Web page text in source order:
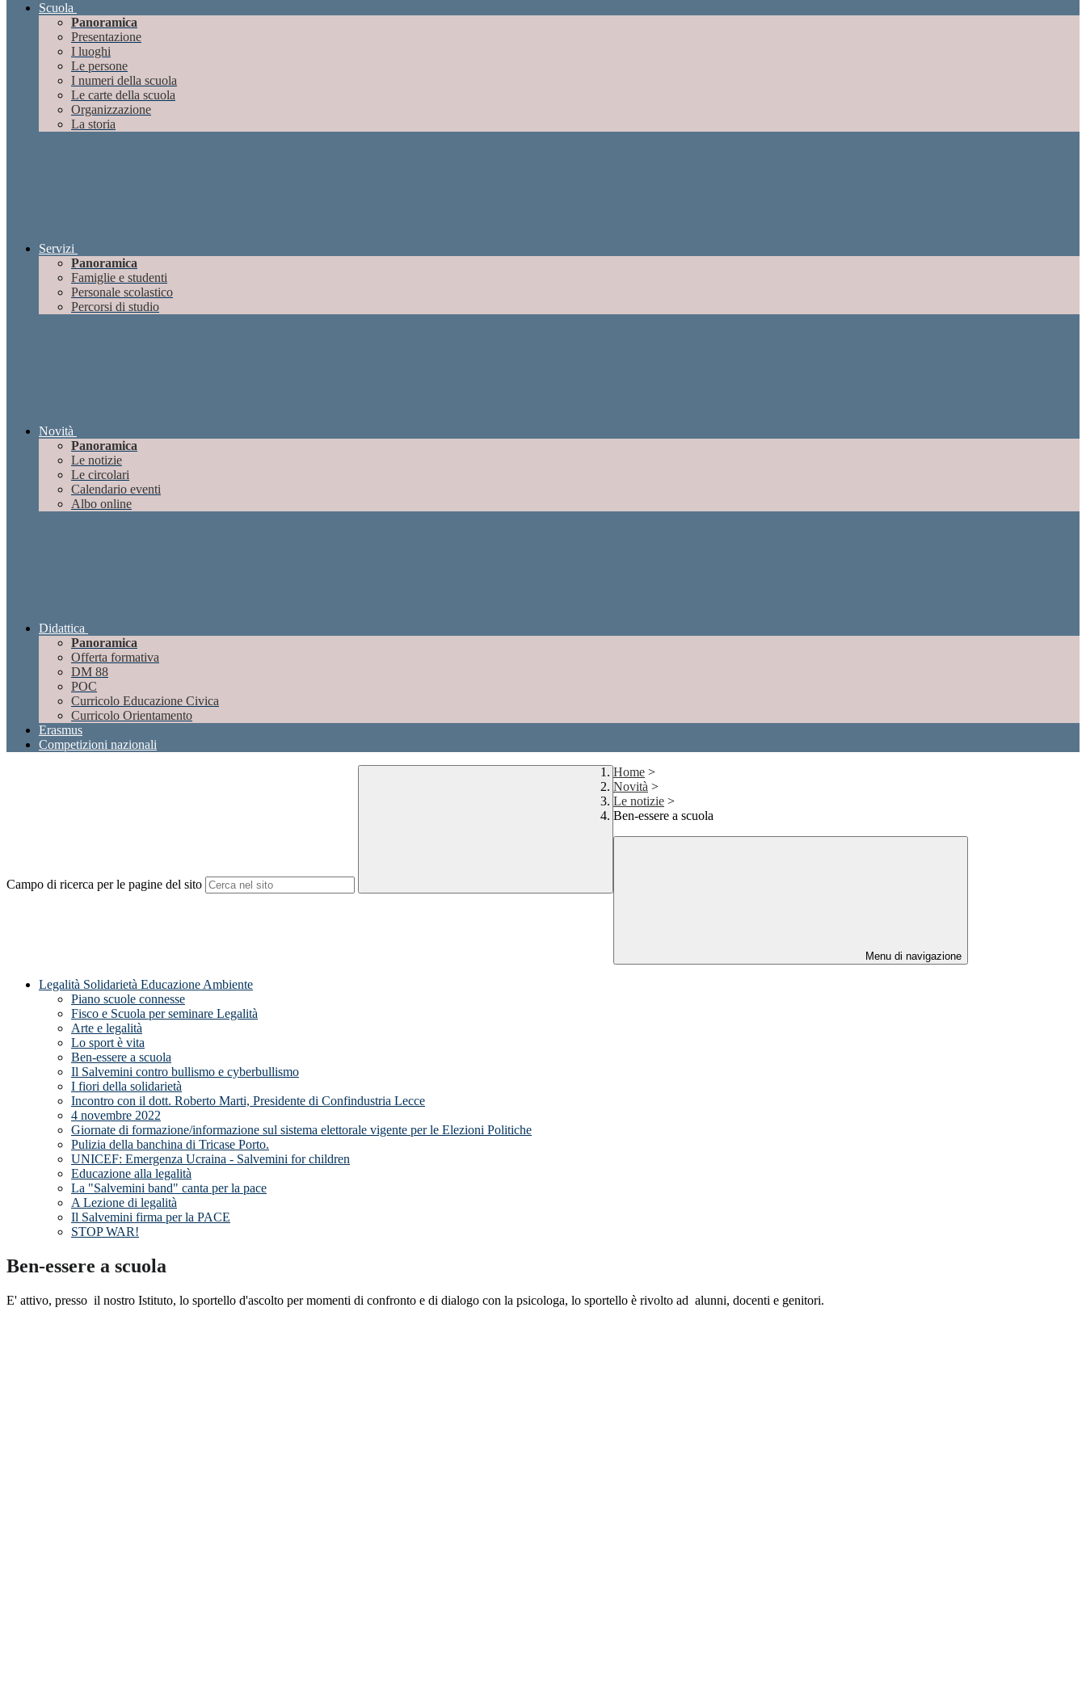
Scuola
Panoramica
Presentazione
I luoghi
Le persone
I numeri della scuola
Le carte della scuola
Organizzazione
La storia
Servizi
Panoramica
Famiglie e studenti
Personale scolastico
Percorsi di studio
Novità
Panoramica
Le notizie
Le circolari
Calendario eventi
Albo online
Didattica
Panoramica
Offerta formativa
DM 88
POC
Curricolo Educazione Civica
Curricolo Orientamento
Erasmus
Competizioni nazionali
Campo di ricerca per le pagine del sito
Home >
Novità >
Le notizie >
Ben-essere a scuola
Menu di navigazione
Legalità Solidarietà Educazione Ambiente
Piano scuole connesse
Fisco e Scuola per seminare Legalità
Arte e legalità
Lo sport è vita
Ben-essere a scuola
Il Salvemini contro bullismo e cyberbullismo
I fiori della solidarietà
Incontro con il dott. Roberto Marti, Presidente di Confindustria Lecce
4 novembre 2022
Giornate di formazione/informazione sul sistema elettorale vigente per le Elezioni Politiche
Pulizia della banchina di Tricase Porto.
UNICEF: Emergenza Ucraina - Salvemini for children
Educazione alla legalità
La "Salvemini band" canta per la pace
A Lezione di legalità
Il Salvemini firma per la PACE
STOP WAR!
Ben-essere a scuola
E' attivo, presso il nostro Istituto, lo sportello d'ascolto per momenti di confronto e di dialogo con la psicologa, lo sportello è rivolto ad alunni, docenti e genitori.